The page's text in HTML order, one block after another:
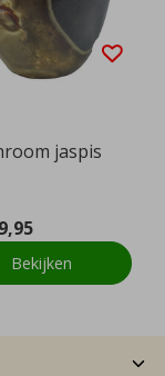
jaspis
Bekijken